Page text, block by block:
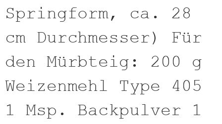
Springform, ca. 28
cm Durchmesser) Für
den Mürbteig: 200 g
Weizenmehl Type 405
1 Msp. Backpulver 1